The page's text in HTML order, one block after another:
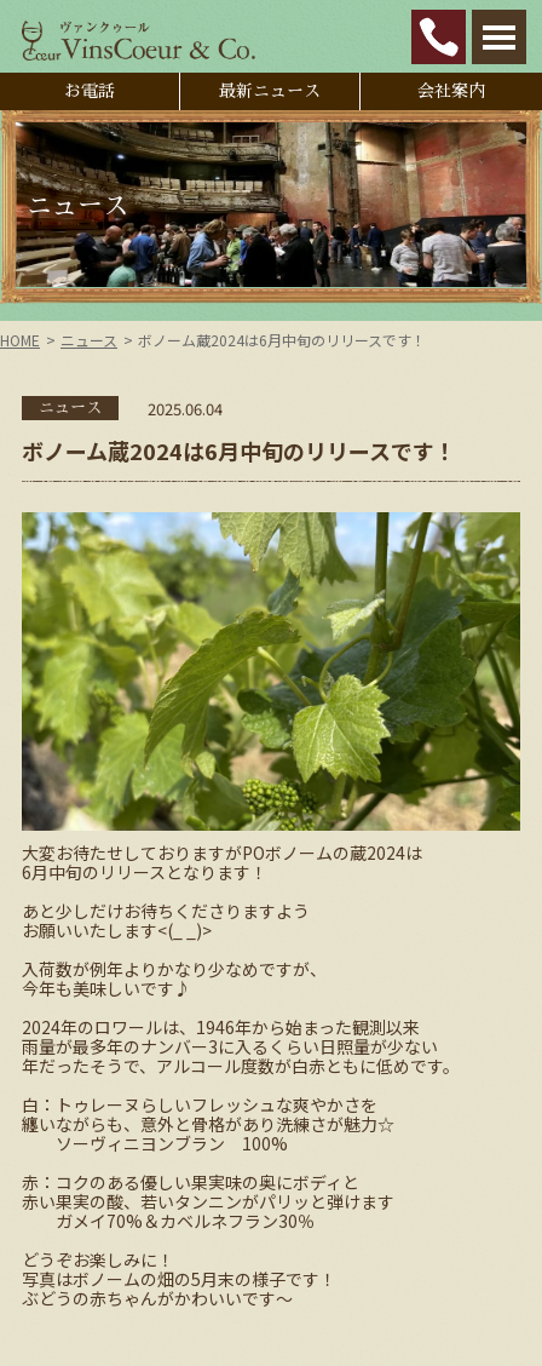
お電話 最新ニュース 会社案内
ニュース
HOME ニュース ボノーム蔵2024は6月中旬のリリースです！
ニュース 2025.06.04
ボノーム蔵2024は6月中旬のリリースです！
大変お待たせしておりますがPOボノームの蔵2024は
6月中旬のリリースとなります！
あと少しだけお待ちくださりますよう
お願いいたします<(_ _)>
入荷数が例年よりかなり少なめですが、
今年も美味しいです♪
2024年のロワールは、1946年から始まった観測以来
雨量が最多年のナンバー3に入るくらい日照量が少ない
年だったそうで、アルコール度数が白赤ともに低めです。
白：トゥレーヌらしいフレッシュな爽やかさを
纏いながらも、意外と骨格があり洗練さが魅力☆
ソーヴィニヨンブラン 100%
赤：コクのある優しい果実味の奥にボディと
赤い果実の酸、若いタンニンがパリッと弾けます
ガメイ70%＆カベルネフラン30％
どうぞお楽しみに！
写真はボノームの畑の5月末の様子です！
ぶどうの赤ちゃんがかわいいです～